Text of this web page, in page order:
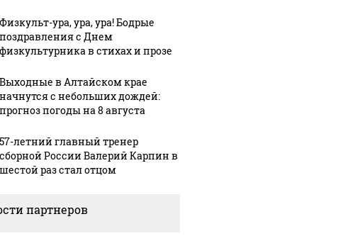
Физкульт-ура, ура, ура! Бодрые
поздравления с Днем
физкультурника в стихах и прозе
Выходные в Алтайском крае
начнутся с небольших дождей:
прогноз погоды на 8 августа
57-летний главный тренер
сборной России Валерий Карпин в
шестой раз стал отцом
партнеров